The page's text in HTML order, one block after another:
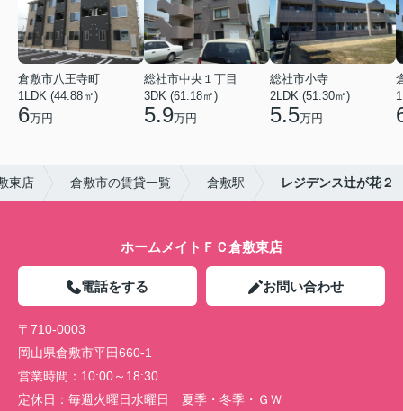
倉敷市八王寺町
1LDK (44.88㎡)
6万円
総社市中央１丁目
3DK (61.18㎡)
5.9万円
総社市小寺
2LDK (51.30㎡)
5.5万円
東店 倉敷市の賃貸一覧 倉敷駅 レジデンス辻が花２
ホームメイトＦＣ倉敷東店
電話をする お問い合わせ
〒710-0003
岡山県倉敷市平田660-1
営業時間： 10:00～18:30
定休日： 毎週火曜日水曜日 夏季・冬季・ＧＷ